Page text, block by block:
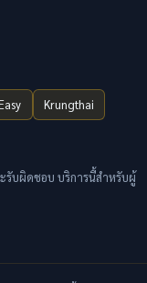
Krungthai
รับผิดชอบ บริการนี้สำหรับผู้